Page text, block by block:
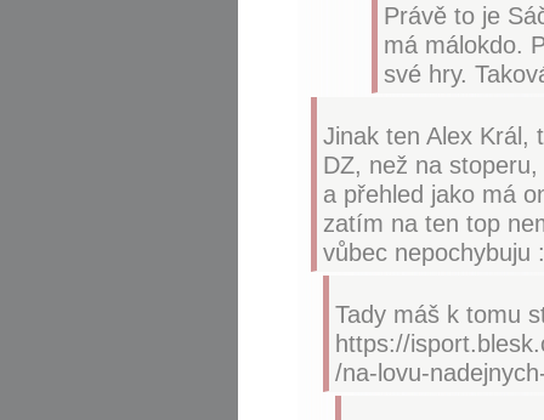
Právě to je
má málokdo.
své hry.
Jinak ten Alex Král,
DZ, než na
a přehled jako má
zatím na ten top
vůbec nepochybuju
Tady máš k tomu
https://
/na-lovu-